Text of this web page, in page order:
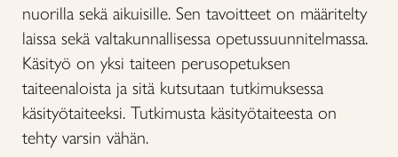
nuorilla sekä aikuisille. Sen tavoitteet on määritelty
laissa sekä valtakunnallisessa opetussuunnitelmassa.
Käsityö on yksi taiteen perusopetuksen
taiteenaloista ja sitä kutsutaan tutkimuksessa
käsityötaiteeksi. Tutkimusta käsityötaiteesta on
tehty varsin vähän.